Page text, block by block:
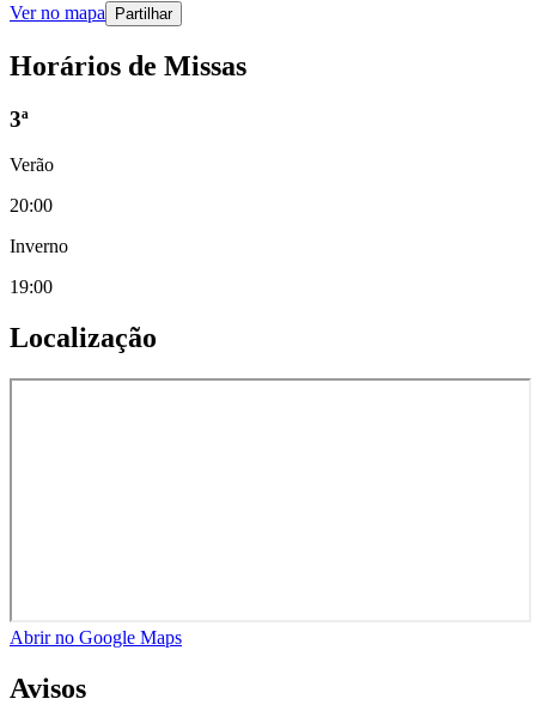
Ver no mapa Partilhar
Horários de Missas
3ª
Verão
20:00
Inverno
19:00
Localização
Abrir no Google Maps
Avisos